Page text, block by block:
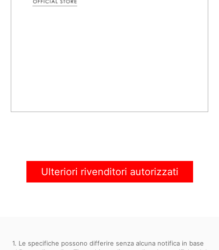
Ulteriori rivenditori autorizzati
1. Le specifiche possono differire senza alcuna notifica in base